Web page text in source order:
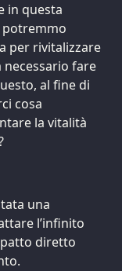
in questa
potremmo
per rivitalizzare
fare
al fine di
cosa
la vitalità
una
l’infinito
diretto